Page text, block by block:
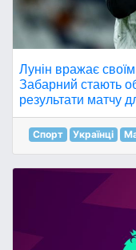
Лунін вражає
Забарний стають
результати матчу
Спорт Українці